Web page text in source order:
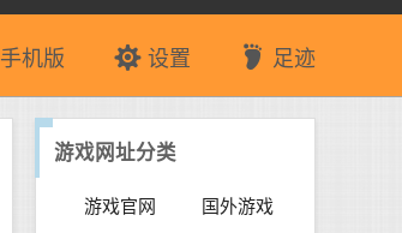
足迹
设置
手机版
游戏网址分类
游戏官网
国外游戏